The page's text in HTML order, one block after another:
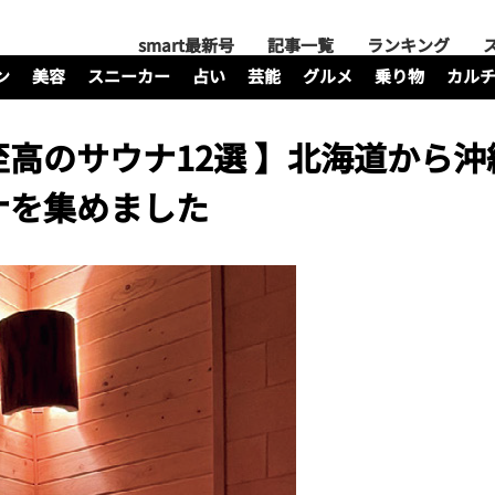
smart最新号 記事一覧 ランキング
美容 スニーカー 占い 芸能 グルメ 乗り物 カル
のサウナ12選 】北海道から
集めました